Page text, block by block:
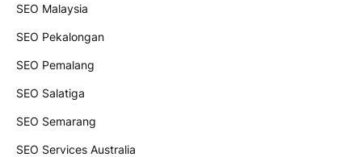
SEO Malaysia
SEO Pekalongan
SEO Pemalang
SEO Salatiga
SEO Semarang
SEO Services Australia